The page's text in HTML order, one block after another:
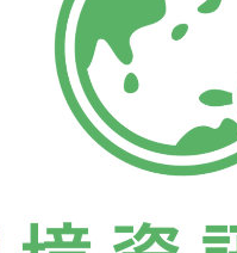
數，藉由低比率的「通過
的水平；也就是說，從生